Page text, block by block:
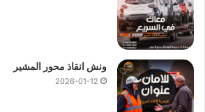
ونش انقاذ محور المشير
2026-01-12